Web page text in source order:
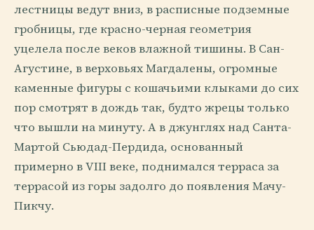
лестницы ведут вниз, в расписные подземные
гробницы, где красно-черная геометрия
уцелела после веков влажной тишины. В Сан-
Агустине, в верховьях Магдалены, огромные
каменные фигуры с кошачьими клыками до сих
пор смотрят в дождь так, будто жрецы только
что вышли на минуту. А в джунглях над Санта-
Мартой Сьюдад-Пердида, основанный
примерно в VIII веке, поднимался терраса за
террасой из горы задолго до появления Мачу-
Пикчу.